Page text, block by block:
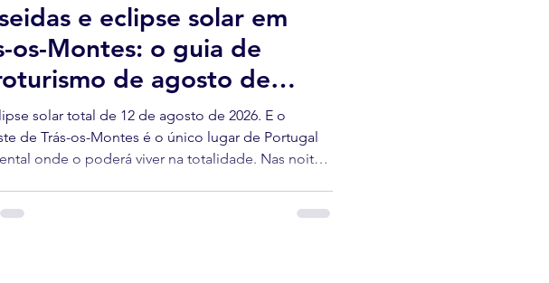
e eclipse solar em
os-Montes: o guia de
de agosto de
solar total de 12 de agosto de 2026. E o
de Trás-os-Montes é o único lugar de Portugal
onde o poderá viver na totalidade. Nas noites